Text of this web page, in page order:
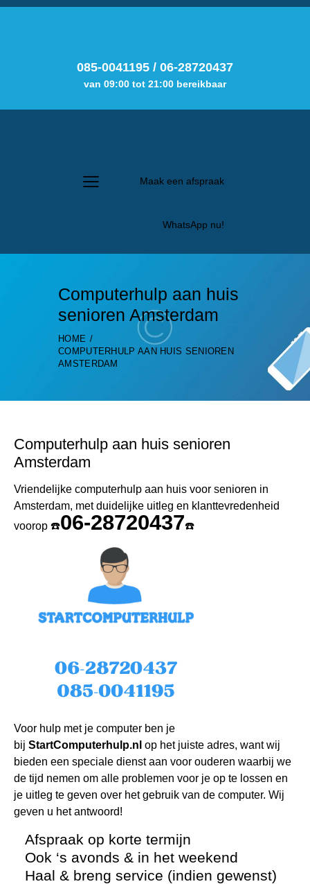
085-0041195 / 06-28720437
van 09:00 tot 21:00 bereikbaar
Maak een afspraak
WhatsApp nu!
Computerhulp aan huis
senioren Amsterdam
HOME
COMPUTERHULP AAN HUIS SENIOREN
AMSTERDAM
Computerhulp aan huis senioren
Amsterdam
Vriendelijke computerhulp aan huis voor senioren in
Amsterdam, met duidelijke uitleg en klanttevredenheid
voorop ☎️06-28720437☎️
Voor hulp met je computer ben je
bij StartComputerhulp.nl op het juiste adres, want wij
bieden een speciale dienst aan voor ouderen waarbij we
de tijd nemen om alle problemen voor je op te lossen en
je uitleg te geven over het gebruik van de computer. Wij
geven u het antwoord!
Afspraak op korte termijn
Ook ‘s avonds & in het weekend
Haal & breng service (indien gewenst)